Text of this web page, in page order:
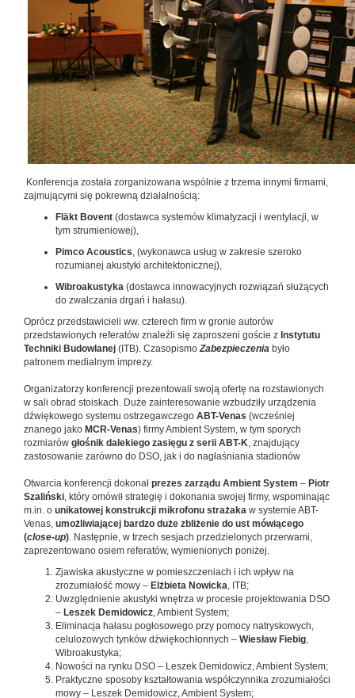
Konferencja została zorganizowana wspólnie z trzema innymi firmami,
zajmującymi się pokrewną działalnością:
Fläkt Bovent (dostawca systemów klimatyzacji i wentylacji, w
tym strumieniowej),
Pimco Acoustics, (wykonawca usług w zakresie szeroko
rozumianej akustyki architektonicznej),
Wibroakustyka (dostawca innowacyjnych rozwiązań służących
do zwalczania drgań i hałasu).
Oprócz przedstawicieli ww. czterech firm w gronie autorów
przedstawionych referatów znaleźli się zaproszeni goście z Instytutu
Techniki Budowlanej (ITB). CzasopismoZabezpieczenia było
patronem medialnym imprezy.
Organizatorzy konferencji prezentowali swoją ofertę na rozstawionych
w sali obrad stoiskach. Duże zainteresowanie wzbudziły urządzenia
dźwiękowego systemu ostrzegawczego ABT-Venas (wcześniej
znanego jako MCR-Venas) firmy Ambient System, w tym sporych
rozmiarów głośnik dalekiego zasięgu z serii ABT-K, znajdujący
zastosowanie zarówno do DSO, jak i do nagłaśniania stadionów
Otwarcia konferencji dokonał prezes zarządu Ambient System – Piotr
Szaliński, który omówił strategię i dokonania swojej firmy, wspominając
m.in. o unikatowej konstrukcji mikrofonu strażaka w systemie ABT-
Venas, umożliwiającej bardzo duże zbliżenie do ust mówiącego
(close-up). Następnie, w trzech sesjach przedzielonych przerwami,
zaprezentowano osiem referatów, wymienionych poniżej.
Zjawiska akustyczne w pomieszczeniach i ich wpływ na
zrozumiałość mowy – Elżbieta Nowicka, ITB;
Uwzględnienie akustyki wnętrza w procesie projektowania DSO
– Leszek Demidowicz, Ambient System;
Eliminacja hałasu pogłosowego przy pomocy natryskowych,
celulozowych tynków dźwiękochłonnych – Wiesław Fiebig,
Wibroakustyka;
Nowości na rynku DSO – Leszek Demidowicz, Ambient System;
Praktyczne sposoby kształtowania współczynnika zrozumiałości
mowy – Leszek Demidowicz, Ambient System;